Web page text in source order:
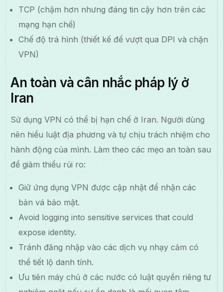
TCP (chậm hơn nhưng đáng tin cậy hơn trên các
mạng hạn chế)
Chế độ trá hình (thiết kế để vượt qua DPI và chặn
VPN)
An toàn và cân nhắc pháp lý ở
Iran
Sử dụng VPN có thể bị hạn chế ở Iran. Người dùng
nên hiểu luật địa phương và tự chịu trách nhiệm cho
hành động của mình. Làm theo các mẹo an toàn sau
để giảm thiểu rủi ro:
Giữ ứng dụng VPN được cập nhật để nhận các
bản vá bảo mật.
Avoid logging into sensitive services that could
expose identity.
Tránh đăng nhập vào các dịch vụ nhạy cảm có
thể tiết lộ danh tính.
Ưu tiên máy chủ ở các nước có luật quyền riêng tư